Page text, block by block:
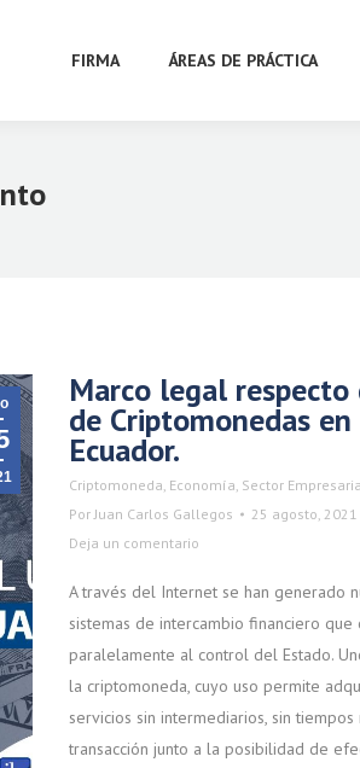
FIRMA ÁREAS DE PRÁCTICA
Marco legal respecto
de Criptomonedas en
Ecuador.
Criptomoneda, Economía, Sector
PorJuan Carlos Gallegos
25 agosto, 2021
Deja un comentario
A través del Internet se han generado
sistemas de intercambio financiero que
paralelamente al control del Estado.
la criptomoneda, cuyo uso permite
servicios sin intermediarios, sin tiempos
transacción junto a la posibilidad de